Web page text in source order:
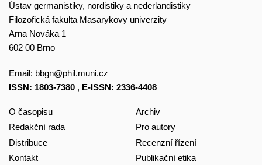
Ústav germanistiky, nordistiky a nederlandistiky
Filozofická fakulta Masarykovy univerzity
Arna Nováka 1
602 00 Brno
Email: bbgn@phil.muni.cz
ISSN: 1803-7380 , E-ISSN: 2336-4408
O časopisu
Redakční rada
Distribuce
Kontakt
Archiv
Pro autory
Recenzní řízení
Publikační etika